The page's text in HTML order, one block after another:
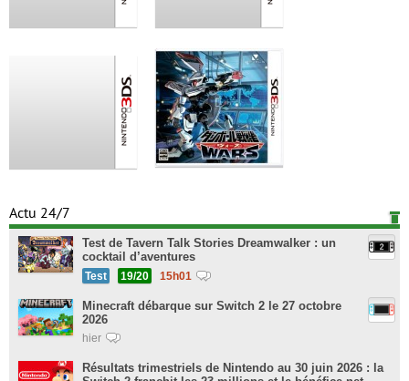
Actu 24/7
Test de Tavern Talk Stories Dreamwalker : un
cocktail d’aventures
Test 19/20 15h01
Minecraft débarque sur Switch 2 le 27 octobre
2026
hier
Résultats trimestriels de Nintendo au 30 juin 2026 : la